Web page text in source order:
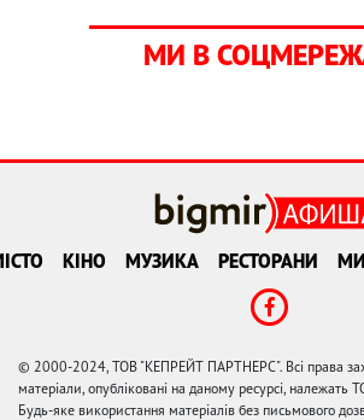
МИ В
КІНО МУЗИКА РЕСТОРАНИ
© 2000-2024, ТОВ "КЕПРЕЙТ ПАРТНЕРС". Всі права
матеріали, опубліковані на даному ресурсі,
Будь-яке використання матеріалів без письмового